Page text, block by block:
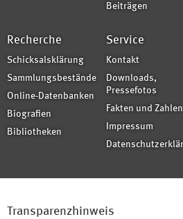
Beiträgen
Recherche
Schicksalsklärung
Sammlungsbestände
Online-Datenbanken
Biografien
Bibliotheken
Service
Kontakt
Downloads,
Pressefotos
Fakten und Zahlen
Impressum
Transparenzhinweis